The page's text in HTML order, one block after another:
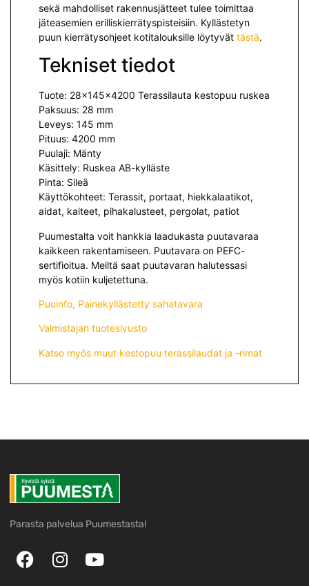
sekä mah­dolliset rakennusjätteet tulee toimittaa
jäteasemien erilliskierrätyspisteisiin. Kyllästetyn
puun kierrätysohjeet kotitalouksille löytyvät tästä.
Tekniset tiedot
Tuote: 28x145x4200 Terassilauta kestopuu ruskea
Paksuus: 28 mm
Leveys: 145 mm
Pituus: 4200 mm
Puulaji: Mänty
Käsittely: Ruskea AB-kylläste
Pinta: Sileä
Käyttökohteet: Terassit, portaat, hiekkalaatikot,
aidat, kaiteet, pihakalusteet, pergolat, patiot
Puumestalta voit hankkia laadukasta puutavaraa
kaikkeen rakentamiseen. Puutavara on PEFC-
sertifioitua. Meiltä saat puutavaran halutessasi
myös kotiin kuljetettuna.
Puuinfo, Painekyllästetty sahatavara
Valmistajan tuotesivusto
Katso myös muut kestopuu terassilaudat ja -rimat
Parasta palvelua Puumestasta!